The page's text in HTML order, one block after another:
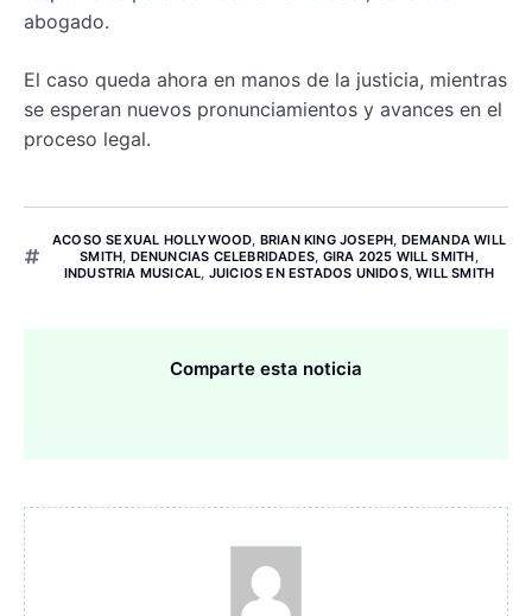
abogado.
El caso queda ahora en manos de la justicia, mientras
se esperan nuevos pronunciamientos y avances en el
proceso legal.
ACOSO SEXUAL HOLLYWOOD, BRIAN KING JOSEPH, DEMANDA WILL
SMITH, DENUNCIAS CELEBRIDADES, GIRA 2025 WILL SMITH,
INDUSTRIA MUSICAL, JUICIOS EN ESTADOS UNIDOS,WILL SMITH
Comparte esta noticia